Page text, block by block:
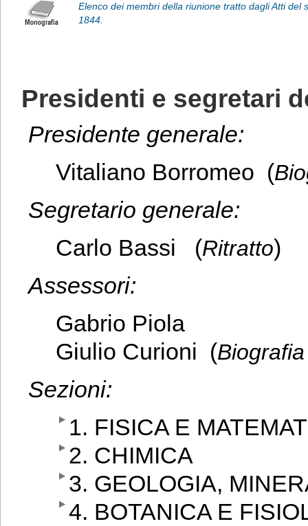
Elenco dei membri della riunione tratto dagli Atti
1844.
Presidenti e segretari
Presidente generale:
Vitaliano Borromeo (
Segretario generale:
Carlo Bassi (Ritratto)
Assessori:
Gabrio Piola
Giulio Curioni (
Sezioni:
1. FISICA E
2. CHIMICA
3. GEOLOGIA,
4. BOTANICA E